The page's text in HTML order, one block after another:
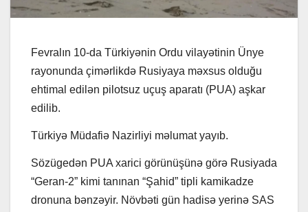
Fevralın 10-da Türkiyənin Ordu vilayətinin Ünye
rayonunda çimərlikdə Rusiyaya məxsus olduğu
ehtimal edilən pilotsuz uçuş aparatı (PUA) aşkar
edilib.
Türkiyə Müdafiə Nazirliyi məlumat yayıb.
Sözügedən PUA xarici görünüşünə görə Rusiyada
“Geran-2” kimi tanınan “Şahid” tipli kamikadze
dronuna bənzəyir. Növbəti gün hadisə yerinə SAS